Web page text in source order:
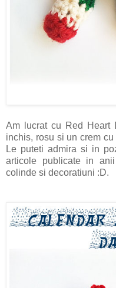
Am lucrat cu Red Heart
inchis, rosu si un crem
Le puteti admira si in
articole publicate in
colinde si decoratiuni :D.